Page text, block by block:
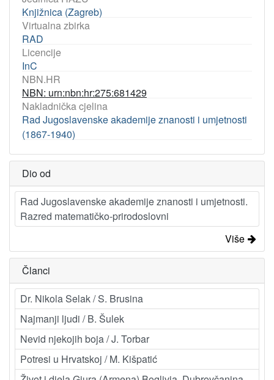
Knjižnica (Zagreb)
Virtualna zbirka
RAD
Licencije
InC
NBN.HR
NBN: urn:nbn:hr:275:681429
Nakladnička cjelina
Rad Jugoslavenske akademije znanosti i umjetnosti
(1867-1940)
Dio od
Rad Jugoslavenske akademije znanosti i umjetnosti.
Razred matematičko-prirodoslovni
Više
Članci
Dr. Nikola Selak / S. Brusina
Najmanji ljudi / B. Šulek
Nevid njekojih boja / J. Torbar
Potresi u Hrvatskoj / M. Kišpatić